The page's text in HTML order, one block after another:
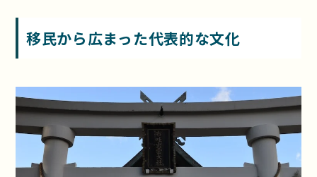
移民から広まった代表的な文化